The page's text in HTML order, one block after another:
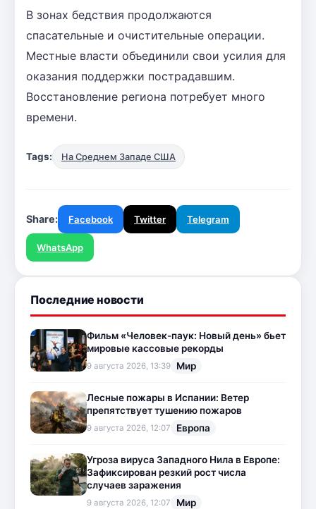
В зонах бедствия продолжаются
спасательные и очистительные операции.
Местные власти объединили свои усилия для
оказания поддержки пострадавшим.
Восстановление региона потребует много
времени.
Tags: На Среднем Западе США
Share: Facebook Twitter Telegram
WhatsApp
Последние новости
Фильм «Человек-паук: Новый день» бьет
мировые кассовые рекорды
9 августа 2026, 13:39 Мир
Лесные пожары в Испании: Ветер
препятствует тушению пожаров
9 августа 2026, 12:07 Европа
Угроза вируса Западного Нила в Европе:
Зафиксирован резкий рост числа
случаев заражения
9 августа 2026, 12:07 Мир